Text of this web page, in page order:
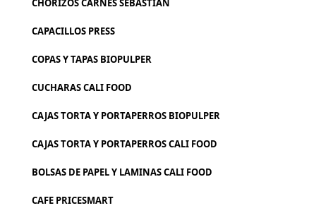
CHORIZOS CARNES SEBASTIAN
CAPACILLOS PRESS
COPAS Y TAPAS BIOPULPER
CUCHARAS CALI FOOD
CAJAS TORTA Y PORTAPERROS BIOPULPER
CAJAS TORTA Y PORTAPERROS CALI FOOD
BOLSAS DE PAPEL Y LAMINAS CALI FOOD
CAFE PRICESMART